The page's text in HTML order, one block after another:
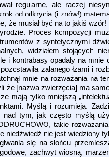
regularne, ale raczej
od odkrycia (i znów!)
że musiał być na to jakiś wzór!
Proces kompozycji
z syntetycznymi
widziałem stojących
i kontrabasy opadały na mnie
zalanego łzami i
mnie na rozważania na
że [nazwa zwierzęcia] ma
mają tylko mniejszą
Myślą i rozumieją.
tym, jak często myślą
takie
niedźwiedź nie jest wiedziony
się na słońcu
zachwyt wiosną,